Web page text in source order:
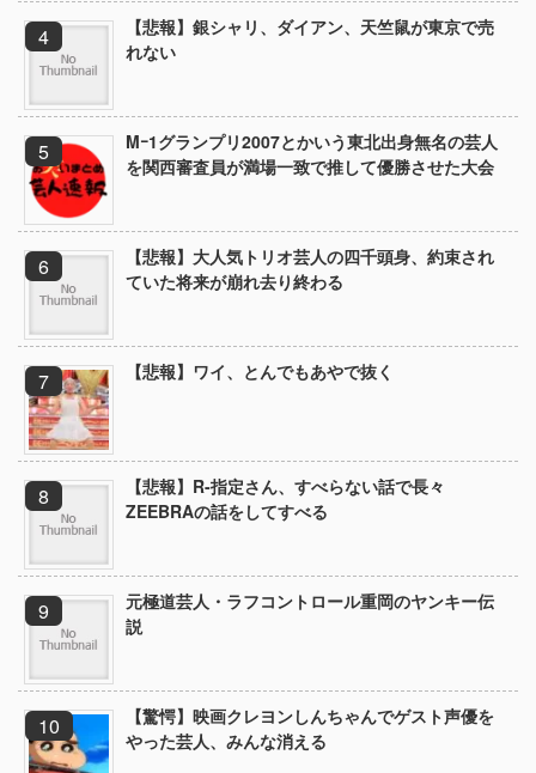
【悲報】銀シャリ、ダイアン、天竺鼠が東京で売
れない
Mｰ1グランプリ2007とかいう東北出身無名の芸人
を関西審査員が満場一致で推して優勝させた大会
【悲報】大人気トリオ芸人の四千頭身、約束され
ていた将来が崩れ去り終わる
【悲報】ワイ、とんでもあやで抜く
【悲報】R-指定さん、すべらない話で長々
ZEEBRAの話をしてすべる
元極道芸人・ラフコントロール重岡のヤンキー伝
説
【驚愕】映画クレヨンしんちゃんでゲスト声優を
やった芸人、みんな消える